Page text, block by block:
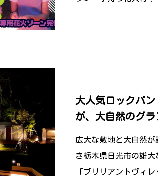
大人気ロックバ
が、大自然のグ
広大な敷地と大自然
き栃木県日光市の雄
「ブリリアントヴィ